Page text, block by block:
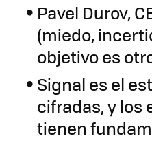
Pavel Durov,
(miedo,
objetivo es
Signal es el
cifradas, y los
tienen